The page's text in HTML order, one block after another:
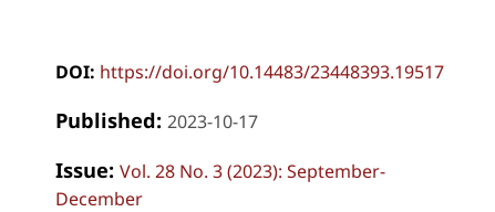
DOI: https://doi.org/10.14483/23448393.19517
Published: 2023-10-17
Issue: Vol. 28 No. 3 (2023): September-
December